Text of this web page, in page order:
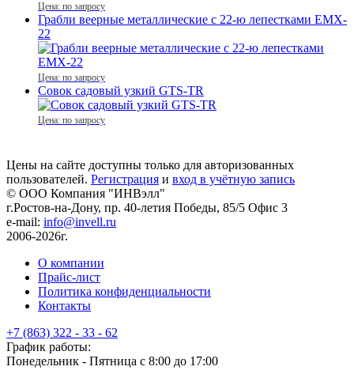
Цена: по запросу
Грабли веерные металлические с 22-ю лепестками EMX-
22
Цена: по запросу
Совок садовый узкий GTS-TR
Цена: по запросу
Цены на сайте доступны только для авторизованных
пользователей. Регистрация и вход в учётную запись
© ООО Компания "ИНВэлл"
г.Ростов-на-Дону, пр. 40-летия Победы, 85/5 Офис 3
e-mail: info@invell.ru
2006-2026г.
О компании
Прайс-лист
Политика конфиденциальности
Контакты
+7 (863) 322 - 33 - 62
График работы:
Понедельник - Пятница с 8:00 до 17:00